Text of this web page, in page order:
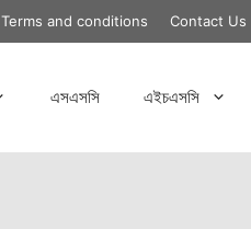
Terms and conditions Contact Us
এসএসসি এইচএসসি